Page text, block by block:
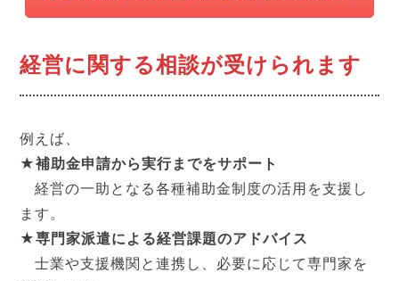
経営に関する相談が受けられます
例えば、
★補助金申請から実行までをサポート
経営の一助となる各種補助金制度の活用を支援し
ます。
★専門家派遣による経営課題のアドバイス
士業や支援機関と連携し、必要に応じて専門家を